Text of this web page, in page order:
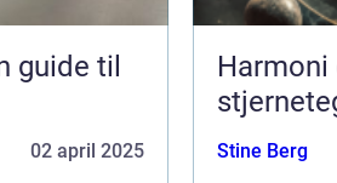
guide til
02 april 2025 Stine Berg